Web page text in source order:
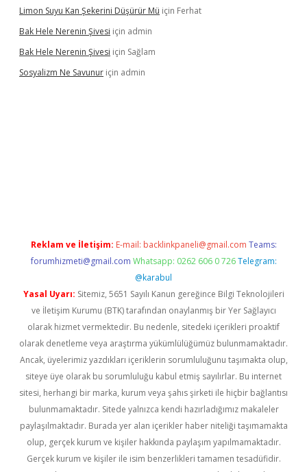
Limon Suyu Kan Şekerini Düşürür Mü için Ferhat
Bak Hele Nerenin Şivesi için admin
Bak Hele Nerenin Şivesi için Sağlam
Sosyalizm Ne Savunur için admin
Reklam ve İletişim: E-mail: backlinkpaneli@gmail.com Teams:
forumhizmeti@gmail.com Whatsapp: 0262 606 0 726 Telegram:
@karabul
Yasal Uyarı: Sitemiz, 5651 Sayılı Kanun gereğince Bilgi Teknolojileri
ve İletişim Kurumu (BTK) tarafından onaylanmış bir Yer Sağlayıcı
olarak hizmet vermektedir. Bu nedenle, sitedeki içerikleri proaktif
olarak denetleme veya araştırma yükümlülüğümüz bulunmamaktadır.
Ancak, üyelerimiz yazdıkları içeriklerin sorumluluğunu taşımakta olup,
siteye üye olarak bu sorumluluğu kabul etmiş sayılırlar. Bu internet
sitesi, herhangi bir marka, kurum veya şahıs şirketi ile hiçbir bağlantısı
bulunmamaktadır. Sitede yalnızca kendi hazırladığımız makaleler
paylaşılmaktadır. Burada yer alan içerikler haber niteliği taşımamakta
olup, gerçek kurum ve kişiler hakkında paylaşım yapılmamaktadır.
Gerçek kurum ve kişiler ile isim benzerlikleri tamamen tesadüfidir.